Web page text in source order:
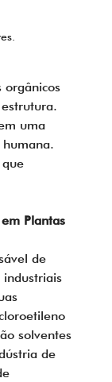
orgânicos
uma
Plantas
de
industriais
solventes
de